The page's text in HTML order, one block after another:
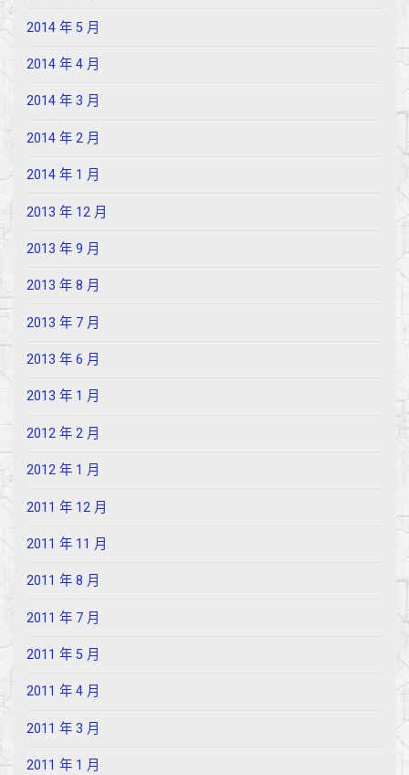
2014 年 5 月
2014 年 4 月
2014 年 3 月
2014 年 2 月
2014 年 1 月
2013 年 12 月
2013 年 9 月
2013 年 8 月
2013 年 7 月
2013 年 6 月
2013 年 1 月
2012 年 2 月
2012 年 1 月
2011 年 12 月
2011 年 11 月
2011 年 8 月
2011 年 7 月
2011 年 5 月
2011 年 4 月
2011 年 3 月
2011 年 1 月